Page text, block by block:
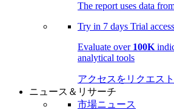
The report uses data
Try in 7 days Trial access
Evaluate over 100K
analytical tools
アクセスをリクエスト
ニュース＆リサーチ
市場ニュース